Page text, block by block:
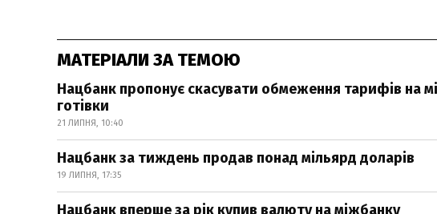
МАТЕРІАЛИ ЗА ТЕМОЮ
Нацбанк пропонує скасувати обмеження тарифів на
готівки
21 ЛИПНЯ, 10:40
Нацбанк за тиждень продав понад мільярд доларів
19 ЛИПНЯ, 17:35
Нацбанк вперше за рік купив валюту на міжбанку